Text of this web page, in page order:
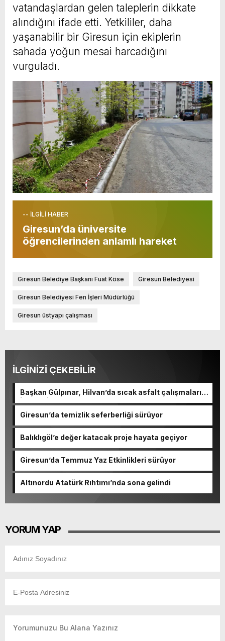
vatandaşlardan gelen taleplerin dikkate
alındığını ifade etti. Yetkililer, daha
yaşanabilir bir Giresun için ekiplerin
sahada yoğun mesai harcadığını
vurguladı.
-- İLGİLİ HABER
Giresun’da üniversite
öğrencilerinden anlamlı hareket
Giresun Belediye Başkanı Fuat Köse Giresun Belediyesi
Giresun Belediyesi Fen İşleri Müdürlüğü
Giresun üstyapı çalışması
İLGİNİZİ ÇEKEBİLİR
Başkan Gülpınar, Hilvan’da sıcak asfalt çalışmalarını
inceledi
Giresun’da temizlik seferberliği sürüyor
Balıklıgöl’e değer katacak proje hayata geçiyor
Giresun’da Temmuz Yaz Etkinlikleri sürüyor
Altınordu Atatürk Rıhtımı’nda sona gelindi
YORUM YAP